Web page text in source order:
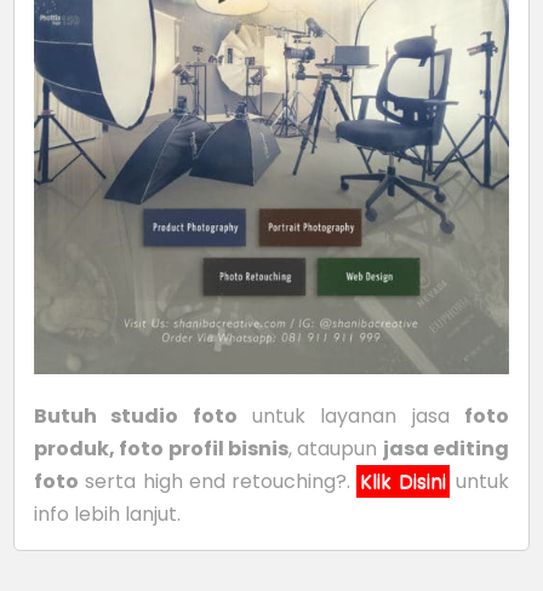
Butuh studio foto untuk layanan jasa foto
produk, foto profil bisnis, ataupun jasa editing
foto serta high end retouching?. Klik Disini untuk
info lebih lanjut.